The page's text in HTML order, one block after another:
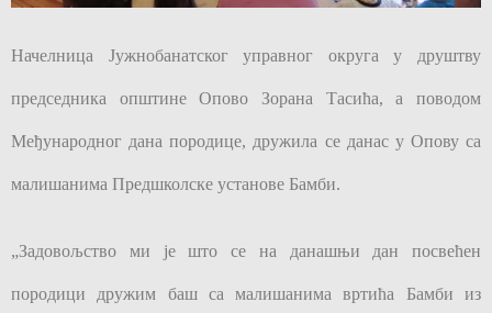
Начелница Јужнобанатског управног округа у друштву
председника општине Опово Зорана Тасића, а поводом
Међународног дана породице, дружила се данас у Опову са
малишанима Предшколске установе Бамби.
„Задовољство ми је што се на данашњи дан посвећен
породици дружим баш са малишанима вртића Бамби из